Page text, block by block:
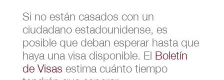
Si no están casados con un
ciudadano estadounidense, es
posible que deban esperar hasta que
haya una visa disponible. El Boletín
de Visas estima cuánto tiempo